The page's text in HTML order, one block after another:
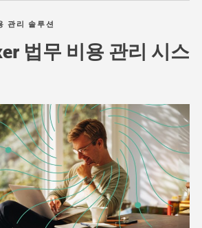
관리 솔루션
법무 비용 관리 시스